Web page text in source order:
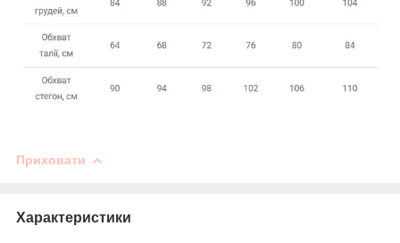
Приховати
Характеристики